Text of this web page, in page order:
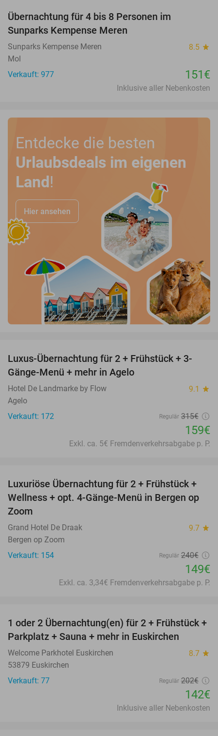
Übernachtung für 4 bis 8 Personen im
Sunparks Kempense Meren
Sunparks Kempense Meren 8.5 star
Mol
Verkauft: 977
151€
Inklusive aller Nebenkosten
Entdecke die besten
Urlaubsdeals im eigenen
Land!
Hier ansehen
50%
Luxus-Übernachtung für 2 + Frühstück + 3-
Gänge-Menü + mehr in Agelo
Hotel De Landmarke by Flow 9.1 star
Agelo
Verkauft: 172
Regulär 315€
159€
Exkl. ca. 5€ Fremdenverkehrsabgabe p. P.
38%
Luxuriöse Übernachtung für 2 + Frühstück +
Wellness + opt. 4-Gänge-Menü in Bergen op
Zoom
Grand Hotel De Draak 9.7 star
Bergen op Zoom
Verkauft: 154
Regulär 240€
149€
Exkl. ca. 3,34€ Fremdenverkehrsabgabe p. P.
30%
1 oder 2 Übernachtung(en) für 2 + Frühstück +
Parkplatz + Sauna + mehr in Euskirchen
Welcome Parkhotel Euskirchen 8.7 star
53879 Euskirchen
Verkauft: 77
Regulär 202€
142€
Inklusive aller Nebenkosten